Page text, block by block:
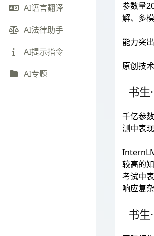
AI语言翻译
AI法律助手
AI提示指令
AI专题
参数量
解、多
能力突
原创技
书
千亿参
测中表现
较高的
考试中
响应复
书生